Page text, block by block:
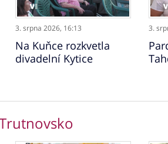
3. srpna 2026, 16:13
Na Kuňce rozkvetla
divadelní Kytice
3.